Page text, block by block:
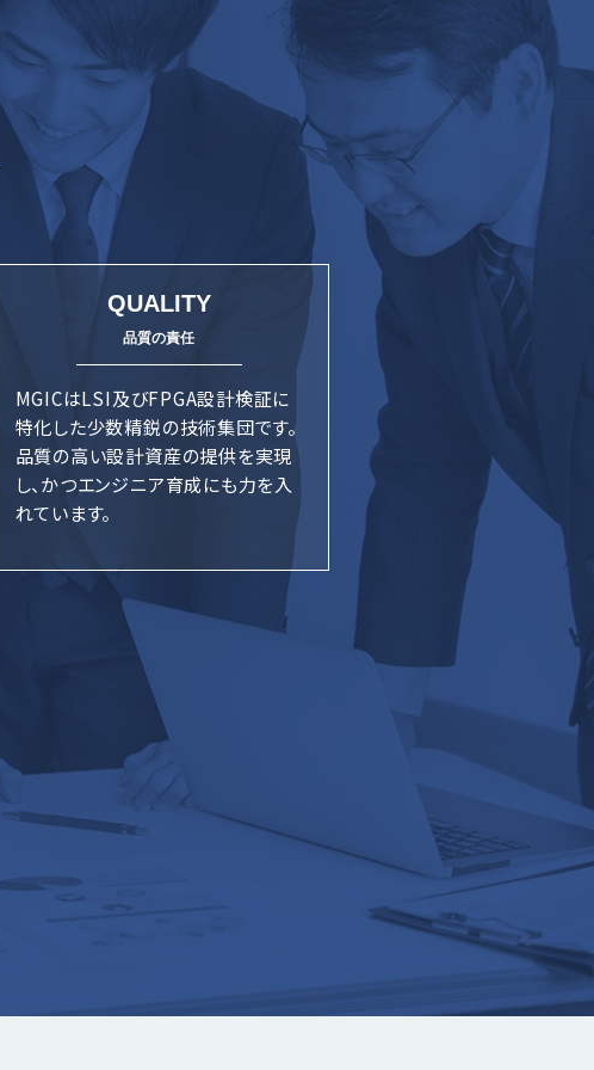
QUALITY
MGICはLSI及びFPGA設計検証に
特化した少数精鋭の技術集団です。
品質の高い設計資産の提供を実現
し、かつエンジニア育成にも力を入
れています。